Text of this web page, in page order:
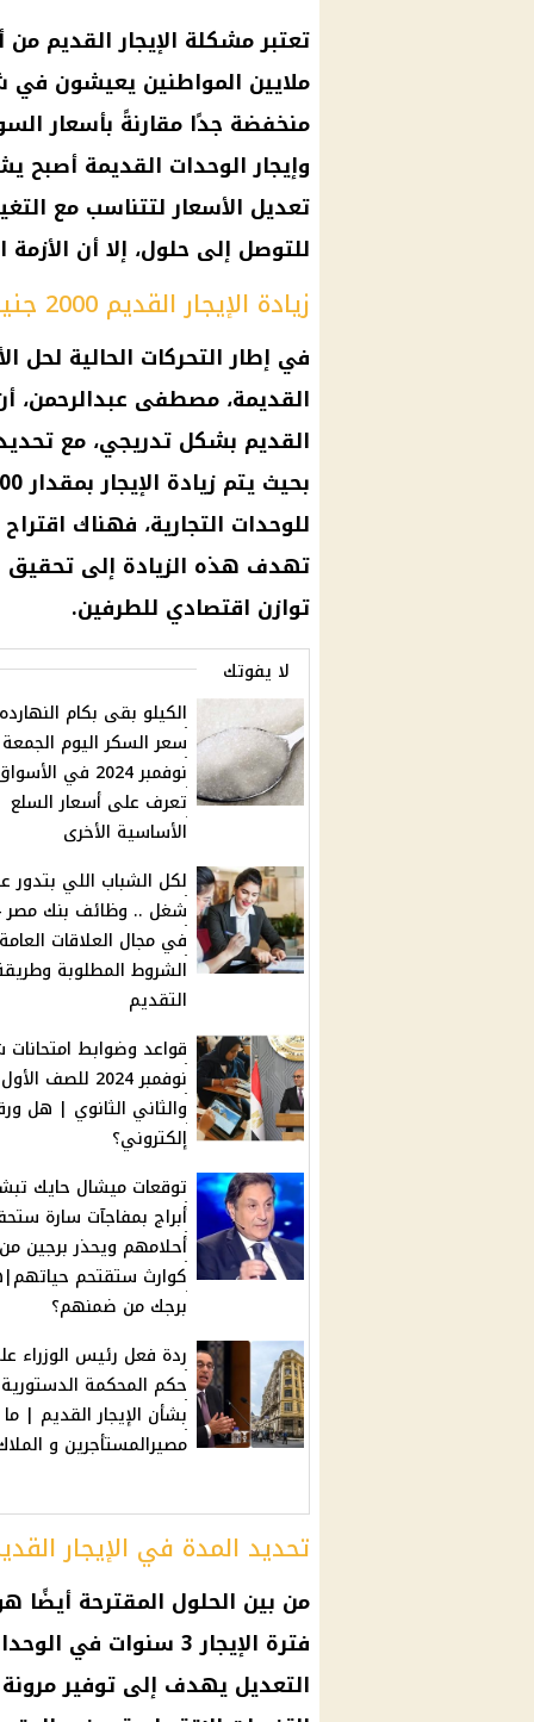
تعتبر مشكلة الإيجار القديم من
ملايين المواطنين يعيشون في
منخفضة جدًا مقارنةً بأسعار
وإيجار الوحدات القديمة أصبح
تعديل الأسعار لتتناسب مع
للتوصل إلى حلول، إلا أن
زيادة الإيجار القديم 2000 جنيه
في إطار التحركات الحالية لحل
القديمة، مصطفى عبدالرحمن، أن
القديم بشكل تدريجي، مع
تهدف هذه الزيادة إلى تحقيق
توازن اقتصادي للطرفين.
لا يفوتك
الكيلو بقى بكام
نوفمبر 2024 في
تعرف على أسعار السلع
الأساسية الأخرى
لكل الشباب اللي بتدور
في مجال العلاقات
الشروط المطلوبة
التقديم
قواعد وضوابط
نوفمبر 2024 للصف الأول
والثاني الثانوي | هل
إلكتروني؟
أبراج بمفاجآت سارة
أحلامهم ويحذر برجين من
كوارث ستقتحم
برجك من ضمنهم؟
ردة فعل رئيس الوزراء
حكم المحكمة الدستورية
بشأن الإيجار القديم |
مصيرالمستأجرين و
تحديد المدة في الإيجار
من بين الحلول المقترحة أيضًا
التعديل يهدف إلى توفير